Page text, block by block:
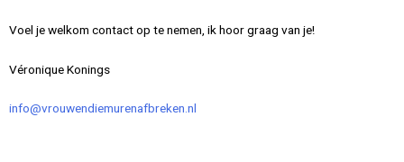
Voel je welkom contact op te nemen, ik hoor graag van je!
Véronique Konings
info@vrouwendiemurenafbreken.nl